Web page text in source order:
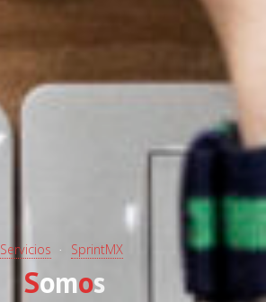
Servicios SprintMX
Somos